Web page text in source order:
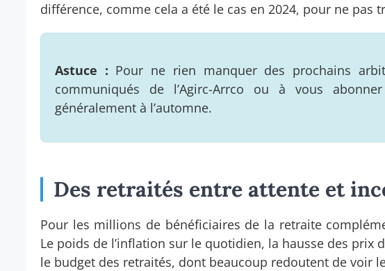
différence, comme cela a été le cas en 2024, pour ne pas
Astuce : Pour ne rien manquer des prochains
communiqués de l’Agirc-Arrco ou à vous
généralement à l’automne.
Des retraités entre attente et
Pour les millions de bénéficiaires de la retraite
Le poids de l’inflation sur le quotidien, la hausse des prix
le budget des retraités, dont beaucoup redoutent de voir